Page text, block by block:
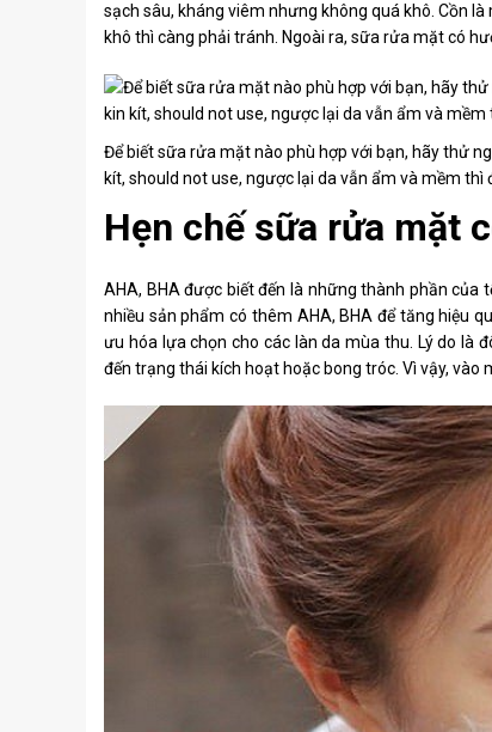
sạch sâu, kháng viêm nhưng không quá khô. Cồn
khô thì càng phải tránh. Ngoài ra, sữa rửa mặt có
Để biết sữa rửa mặt nào phù hợp với bạn, hãy thử
kít, should not use, ngược lại da vẫn ẩm và mềm thì
Hẹn chế sữa rửa mặt
AHA, BHA được biết đến là những thành phần của
nhiều sản phẩm có thêm AHA, BHA để tăng hiệu
ưu hóa lựa chọn cho các làn da mùa thu. Lý do là
đến trạng thái kích hoạt hoặc bong tróc. Vì vậy,